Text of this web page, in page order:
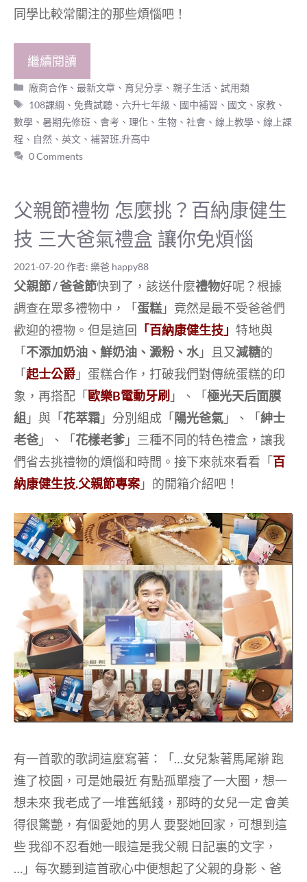
同學比較常關注的那些煩惱吧！
繼續閱讀
分
類
廠商合作 、最新文章 、 育兒分享 、親子生活 、試用類
標
籤
108課綱 、 免費試聽 、六升七年級 、 國中補習 、 國文 、 家教 、
數學 、 暑期先修班 、 會考 、 理化 、 生物 、 社會 、 線上教學 、 線上課
程 、 自然 、 英文 、 補習班.升高中
0 Comments
父親節禮物 怎麼挑？百納康健生
技 三大爸氣禮盒 讓你免煩惱
2021-07-20作者: 樂爸 happy88
父親節 / 爸爸節快到了，該送什麼禮物好呢？根據
調查在眾多禮物中，「蛋糕 」竟然是最不受爸爸們
歡迎的禮物。但是這回 「百納康健生技」 特地與
「不添加奶油、鮮奶油、澱粉、水」且又減糖的
「起士公爵 」蛋糕合作，打破我們對傳統蛋糕的印
象，再搭配「歐樂B電動牙刷 」、「極光天后面膜
組 」與「花萃霜 」分別組成「陽光爸氣 」、「紳士
老爸 」、「花樣老爹」三種不同的特色禮盒，讓我
們省去挑禮物的煩惱和時間。接下來就來看看「百
納康健生技.父親節專案 」的開箱介紹吧！
有一首歌的歌詞這麼寫著：「…女兒紮著馬尾辮 跑
進了校園，可是她最近 有點孤單瘦了一大圈，想一
想未來 我老成了一堆舊紙錢，那時的女兒一定 會美
得很驚艷，有個愛她的男人 要娶她回家，可想到這
些 我卻不忍看她一眼這是我父親 日記裏的文字，
…」每次聽到這首歌心中便想起了父親的身影、爸